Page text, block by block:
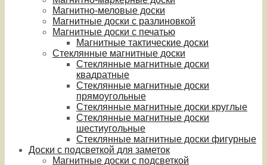
Магнитно-меловые доски
Магнитные доски с разлиновкой
Магнитные доски с печатью
Магнитные тактические доски
Стеклянные магнитные доски
Стеклянные магнитные доски
квадратные
Стеклянные магнитные доски
прямоугольные
Стеклянные магнитные доски круглые
Стеклянные магнитные доски
шестиугольные
Стеклянные магнитные доски фигурные
Доски с подсветкой для заметок
Магнитные доски с подсветкой